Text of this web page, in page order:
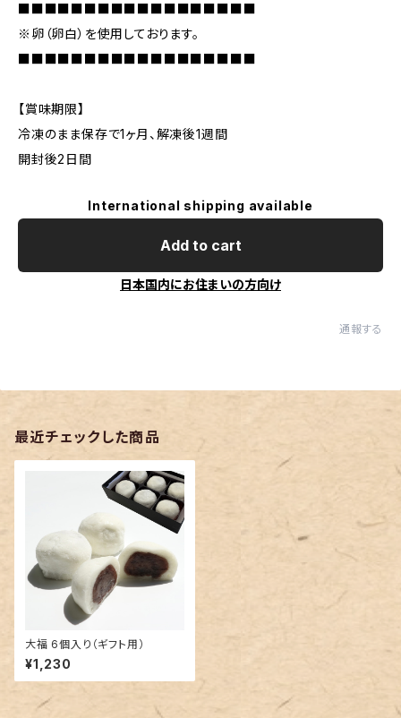
■■■■■■■■■■■■■■■■■■
※卵（卵白）を使用しております。
■■■■■■■■■■■■■■■■■■
【賞味期限】
冷凍のまま保存で1ヶ月、解凍後1週間
開封後2日間
International shipping available
Add to cart
日本国内にお住まいの方向け
通報する
最近チェックした商品
大福 6個入り（ギフト用）
¥1,230